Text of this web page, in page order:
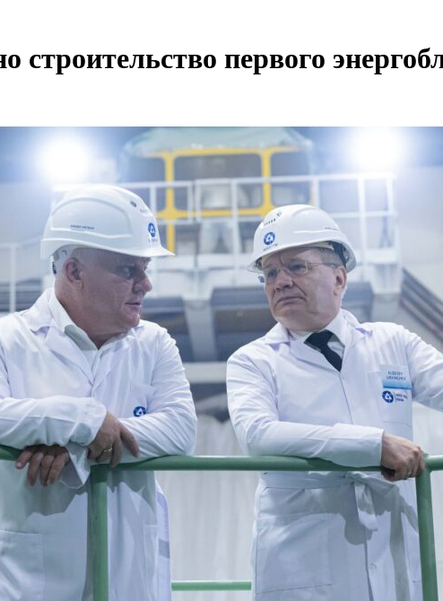
строительство первого